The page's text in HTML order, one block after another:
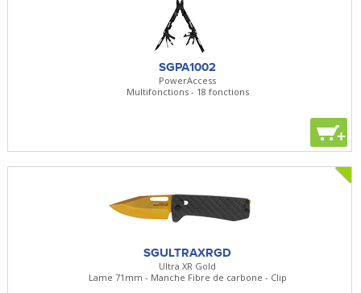
SGPA1002
PowerAccess
Multifonctions - 18 fonctions
+
SGULTRAXRGD
Ultra XR Gold
Lame 71mm - Manche Fibre de carbone - Clip